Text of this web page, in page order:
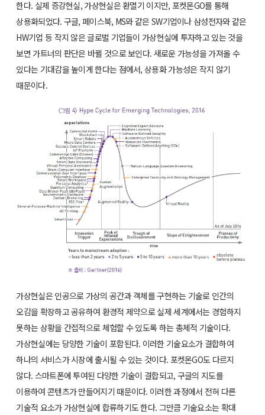
한다. 실제 증강현실, 가상현실은 환멸기 이지만, 포켓몬GO를 통해
상용화되었다. 구글, 페이스북, MS와 같은 SW기업이나 삼성전자와 같은
HW기업 등 작지 않은 글로벌 기업들이 가상현실에 투자하고 있는 것을
보면 가트너의 판단은 바뀔 것으로 보인다. 새로운 가능성을 가져올 수
있다는 기대감을 높이게 한다는 점에서, 상용화 가능성은 작지 않기
때문이다.
가상현실은 인공으로 가상의 공간과 객체를 구현하는 기술로 인간의
오감을 확장하고 공유하여 환경적 제약으로 실제 세계에서는 경험하지
못하는 상황을 간접적으로 체험할 수 있도록 하는 총체적 기술이다.
가상현실에는 당양한 기술이 포함된다. 이러한 기술요소가 결합하여
하나의 서비스가 시장에 출시될 수 있는 것이다. 포켓몬GO도 다르지
않다. 스마트폰에 투여된 다양한 기술이 결합되고, 구글의 지도를
이용하여 콘텐츠가 만들어지기 때문이다. 이러한 과정에서 전혀 다른
기술적 요소가 가상현실에 합류하기도 한다. 그만큼 기술요소는 확대